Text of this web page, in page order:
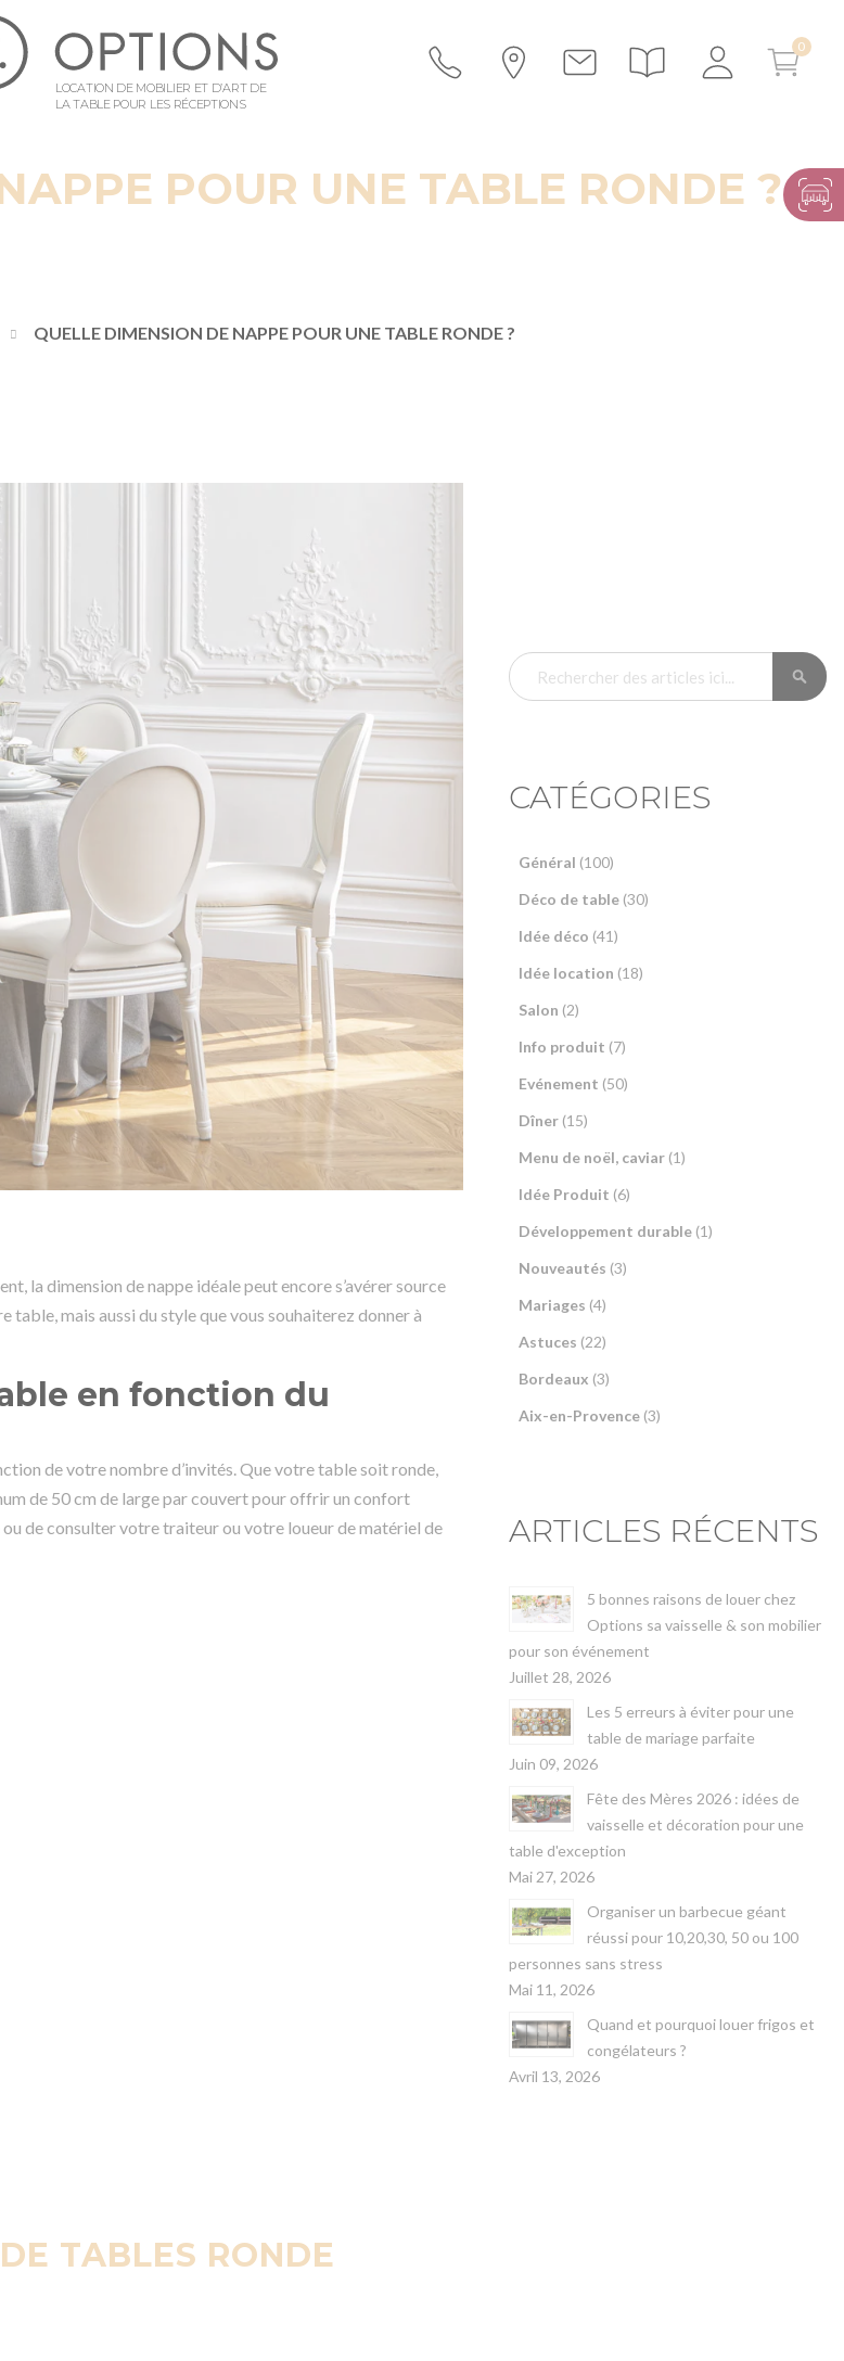
LOCATION DE MOBILIER ET D’ART DE
LA TABLE POUR LES RÉCEPTIONS
POUR UNE TABLE RONDE ?
QUELLE DIMENSION DE NAPPE POUR UNE TABLE RONDE ?
la dimension de nappe idéale peut encore s’avérer source
mais aussi du style que vous souhaiterez donner à
en fonction du
de votre nombre d’invités. Que votre table soit ronde,
de 50 cm de large par couvert pour offrir un confort
de consulter votre traiteur ou votre loueur de matériel de
TABLES RONDE
RECHERCHER
CATÉGORIES
Général (100)
Déco de table(30)
Idée déco (41)
Idée location (18)
Salon (2)
Info produit (7)
Evénement (50)
Dîner(15)
Menu de noël, caviar(1)
Idée Produit (6)
Développement durable(1)
Nouveautés (3)
Mariages (4)
Astuces (22)
Bordeaux (3)
Aix-en-Provence(3)
ARTICLES RÉCENTS
5 bonnes raisons de louer chez
Options sa vaisselle & son mobilier
pour son événement
Juillet 28, 2026
Les 5 erreurs à éviter pour une
table de mariage parfaite
Juin 09, 2026
Fête des Mères 2026 : idées de
vaisselle et décoration pour une
table d'exception
Mai 27, 2026
Organiser un barbecue géant
réussi pour 10,20,30, 50 ou 100
personnes sans stress
Mai 11, 2026
Quand et pourquoi louer frigos et
congélateurs ?
Avril 13, 2026